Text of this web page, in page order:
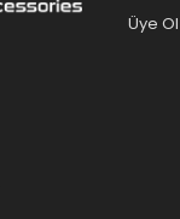
Üye Ol